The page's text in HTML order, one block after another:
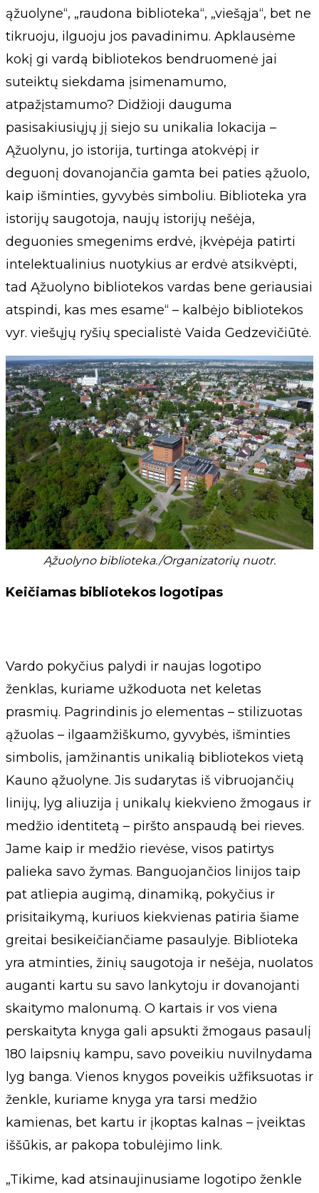
ąžuolyne“, „raudona biblioteka“, „viešąja“, bet ne
tikruoju, ilguoju jos pavadinimu. Apklausėme
kokį gi vardą bibliotekos bendruomenė jai
suteiktų siekdama įsimenamumo,
atpažįstamumo? Didžioji dauguma
pasisakiusiųjų jį siejo su unikalia lokacija –
Ąžuolynu, jo istorija, turtinga atokvėpį ir
deguonį dovanojančia gamta bei paties ąžuolo,
kaip išminties, gyvybės simboliu. Biblioteka yra
istorijų saugotoja, naujų istorijų nešėja,
deguonies smegenims erdvė, įkvėpėja patirti
intelektualinius nuotykius ar erdvė atsikvėpti,
tad Ąžuolyno bibliotekos vardas bene geriausiai
atspindi, kas mes esame“ – kalbėjo bibliotekos
vyr. viešųjų ryšių specialistė Vaida Gedzevičiūtė.
Ąžuolyno biblioteka./Organizatorių nuotr.
Keičiamas bibliotekos logotipas
Vardo pokyčius palydi ir naujas logotipo
ženklas, kuriame užkoduota net keletas
prasmių. Pagrindinis jo elementas – stilizuotas
ąžuolas – ilgaamžiškumo, gyvybės, išminties
simbolis, įamžinantis unikalią bibliotekos vietą
Kauno ąžuolyne. Jis sudarytas iš vibruojančių
linijų, lyg aliuzija į unikalų kiekvieno žmogaus ir
medžio identitetą – piršto anspaudą bei rieves.
Jame kaip ir medžio rievėse, visos patirtys
palieka savo žymas. Banguojančios linijos taip
pat atliepia augimą, dinamiką, pokyčius ir
prisitaikymą, kuriuos kiekvienas patiria šiame
greitai besikeičiančiame pasaulyje. Biblioteka
yra atminties, žinių saugotoja ir nešėja, nuolatos
auganti kartu su savo lankytoju ir dovanojanti
skaitymo malonumą. O kartais ir vos viena
perskaityta knyga gali apsukti žmogaus pasaulį
180 laipsnių kampu, savo poveikiu nuvilnydama
lyg banga. Vienos knygos poveikis užfiksuotas ir
ženkle, kuriame knyga yra tarsi medžio
kamienas, bet kartu ir įkoptas kalnas – įveiktas
iššūkis, ar pakopa tobulėjimo link.
„Tikime, kad atsinaujinusiame logotipo ženkle